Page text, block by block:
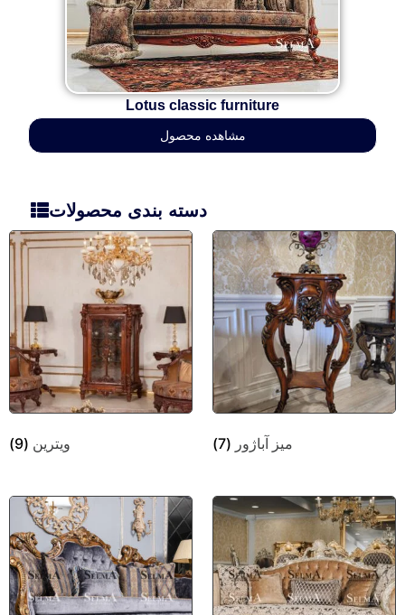
Lotus classic furniture
مشاهده محصول
دسته بندی محصولات
ویترین (9) میز آباژور (7)